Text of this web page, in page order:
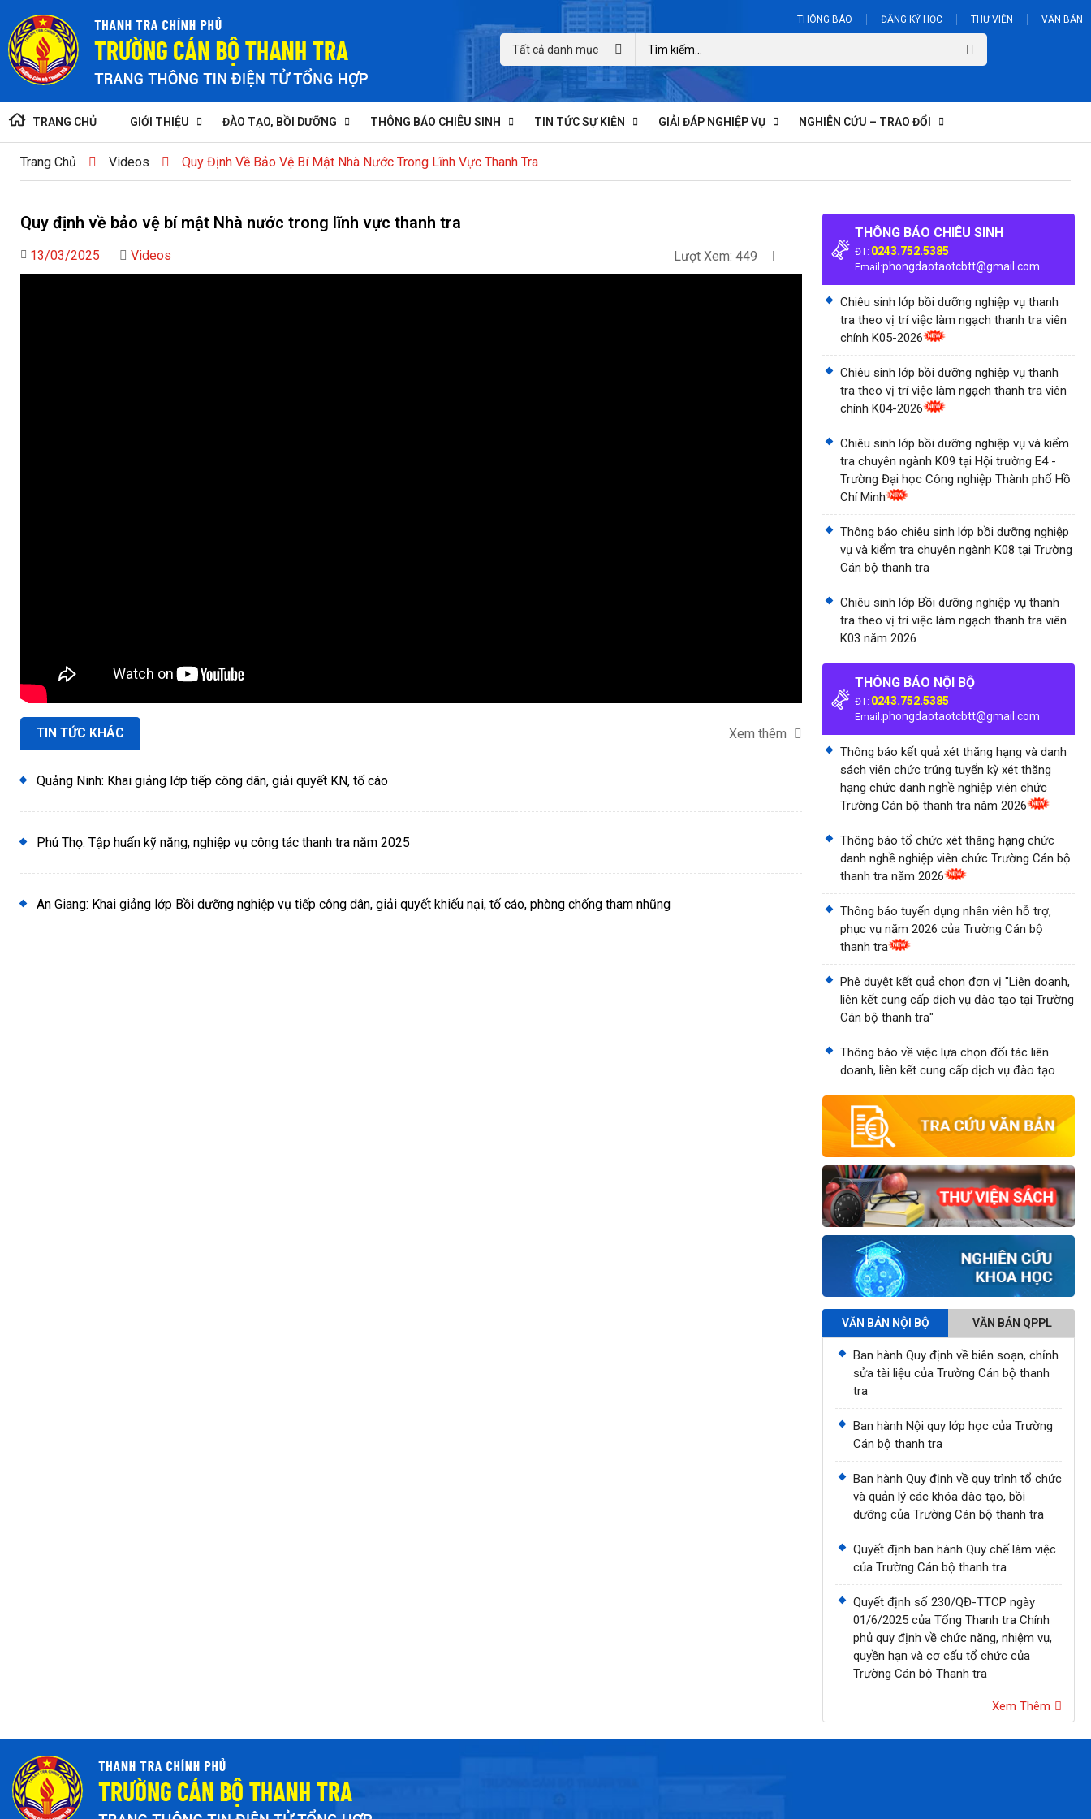
THÔNG BÁO ĐĂNG KÝ HỌC THƯ VIỆN VĂN BẢN
Tất cả danh mục
TRANG CHỦ GIỚI THIỆU ĐÀO TẠO, BỒI DƯỠNG THÔNG BÁO CHIÊU SINH TIN TỨC SỰ KIỆN GIẢI ĐÁP NGHIỆP VỤ NGHIÊN CỨU – TRAO ĐỔI
Trang Chủ Videos Quy Định Về Bảo Vệ Bí Mật Nhà Nước Trong Lĩnh Vực Thanh Tra
Quy định về bảo vệ bí mật Nhà nước trong lĩnh vực thanh tra
13/03/2025 Videos Lượt Xem: 449
TIN TỨC KHÁC Xem thêm
Quảng Ninh: Khai giảng lớp tiếp công dân, giải quyết KN, tố cáo
Phú Thọ: Tập huấn kỹ năng, nghiệp vụ công tác thanh tra năm 2025
An Giang: Khai giảng lớp Bồi dưỡng nghiệp vụ tiếp công dân, giải quyết khiếu nại, tố cáo, phòng chống tham nhũng
THÔNG BÁO CHIÊU SINH
ĐT: 0243.752.5385
Email:phongdaotaotcbtt@gmail.com
Chiêu sinh lớp bồi dưỡng nghiệp vụ thanh
tra theo vị trí việc làm ngạch thanh tra viên
chính K05-2026
Chiêu sinh lớp bồi dưỡng nghiệp vụ thanh
tra theo vị trí việc làm ngạch thanh tra viên
chính K04-2026
Chiêu sinh lớp bồi dưỡng nghiệp vụ và kiểm
tra chuyên ngành K09 tại Hội trường E4 -
Trường Đại học Công nghiệp Thành phố Hồ
Chí Minh
Thông báo chiêu sinh lớp bồi dưỡng nghiệp
vụ và kiểm tra chuyên ngành K08 tại Trường
Cán bộ thanh tra
Chiêu sinh lớp Bồi dưỡng nghiệp vụ thanh
tra theo vị trí việc làm ngạch thanh tra viên
K03 năm 2026
THÔNG BÁO NỘI BỘ
ĐT: 0243.752.5385
Email:phongdaotaotcbtt@gmail.com
Thông báo kết quả xét thăng hạng và danh
sách viên chức trúng tuyển kỳ xét thăng
hạng chức danh nghề nghiệp viên chức
Trường Cán bộ thanh tra năm 2026
Thông báo tổ chức xét thăng hạng chức
danh nghề nghiệp viên chức Trường Cán bộ
thanh tra năm 2026
Thông báo tuyển dụng nhân viên hỗ trợ,
phục vụ năm 2026 của Trường Cán bộ
thanh tra
Phê duyệt kết quả chọn đơn vị "Liên doanh,
liên kết cung cấp dịch vụ đào tạo tại Trường
Cán bộ thanh tra"
Thông báo về việc lựa chọn đối tác liên
doanh, liên kết cung cấp dịch vụ đào tạo
VĂN BẢN NỘI BỘ VĂN BẢN QPPL
Ban hành Quy định về biên soạn, chỉnh
sửa tài liệu của Trường Cán bộ thanh
tra
Ban hành Nội quy lớp học của Trường
Cán bộ thanh tra
Ban hành Quy định về quy trình tổ chức
và quản lý các khóa đào tạo, bồi
dưỡng của Trường Cán bộ thanh tra
Quyết định ban hành Quy chế làm việc
của Trường Cán bộ thanh tra
Quyết định số 230/QĐ-TTCP ngày
01/6/2025 của Tổng Thanh tra Chính
phủ quy định về chức năng, nhiệm vụ,
quyền hạn và cơ cấu tổ chức của
Trường Cán bộ Thanh tra
Xem Thêm